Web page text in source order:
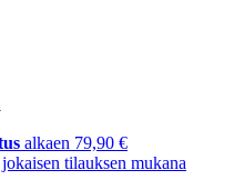
alkaen 79,90 €
jokaisen tilauksen mukana